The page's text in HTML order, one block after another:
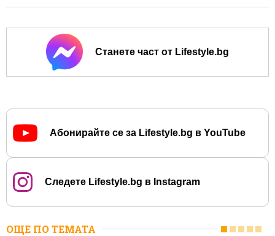
Станете част от Lifestyle.bg
Абонирайте се за Lifestyle.bg в YouTube
Следете Lifestyle.bg в Instagram
ОЩЕ ПО ТЕМАТА